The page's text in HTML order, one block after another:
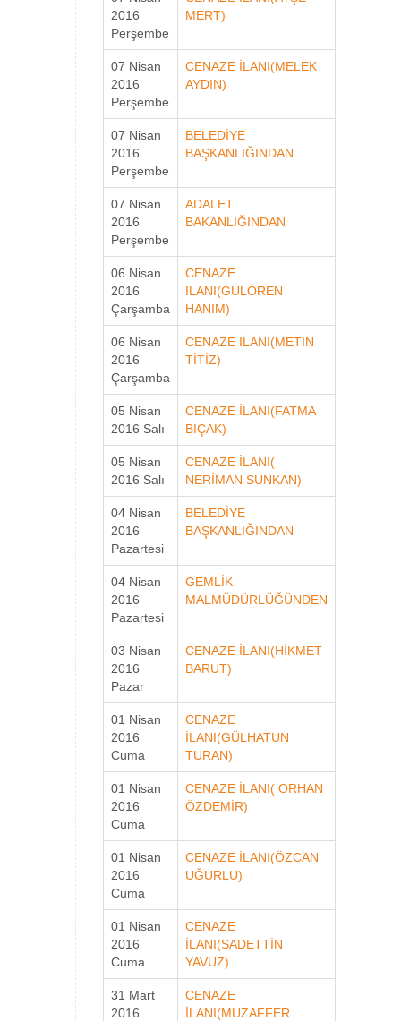
2016
Perşembe
MERT)
07 Nisan
2016
Perşembe
CENAZE İLANI(MELEK
AYDIN)
07 Nisan
2016
Perşembe
BELEDİYE
BAŞKANLIĞINDAN
07 Nisan
2016
Perşembe
ADALET
BAKANLIĞINDAN
06 Nisan
2016
Çarşamba
CENAZE
İLANI(GÜLÖREN
HANIM)
06 Nisan
2016
Çarşamba
CENAZE İLANI(METİN
TİTİZ)
05 Nisan
2016 Salı
CENAZE İLANI(FATMA
BIÇAK)
05 Nisan
2016 Salı
CENAZE İLANI(
NERİMAN SUNKAN)
04 Nisan
2016
Pazartesi
BELEDİYE
BAŞKANLIĞINDAN
04 Nisan
2016
Pazartesi
GEMLİK
MALMÜDÜRLÜĞÜNDEN
03 Nisan
2016
Pazar
CENAZE İLANI(HİKMET
BARUT)
01 Nisan
2016
Cuma
CENAZE
İLANI(GÜLHATUN
TURAN)
01 Nisan
2016
Cuma
CENAZE İLANI( ORHAN
ÖZDEMİR)
01 Nisan
2016
Cuma
CENAZE İLANI(ÖZCAN
UĞURLU)
01 Nisan
2016
Cuma
CENAZE
İLANI(SADETTİN
YAVUZ)
31 Mart
2016
CENAZE
İLANI(MUZAFFER